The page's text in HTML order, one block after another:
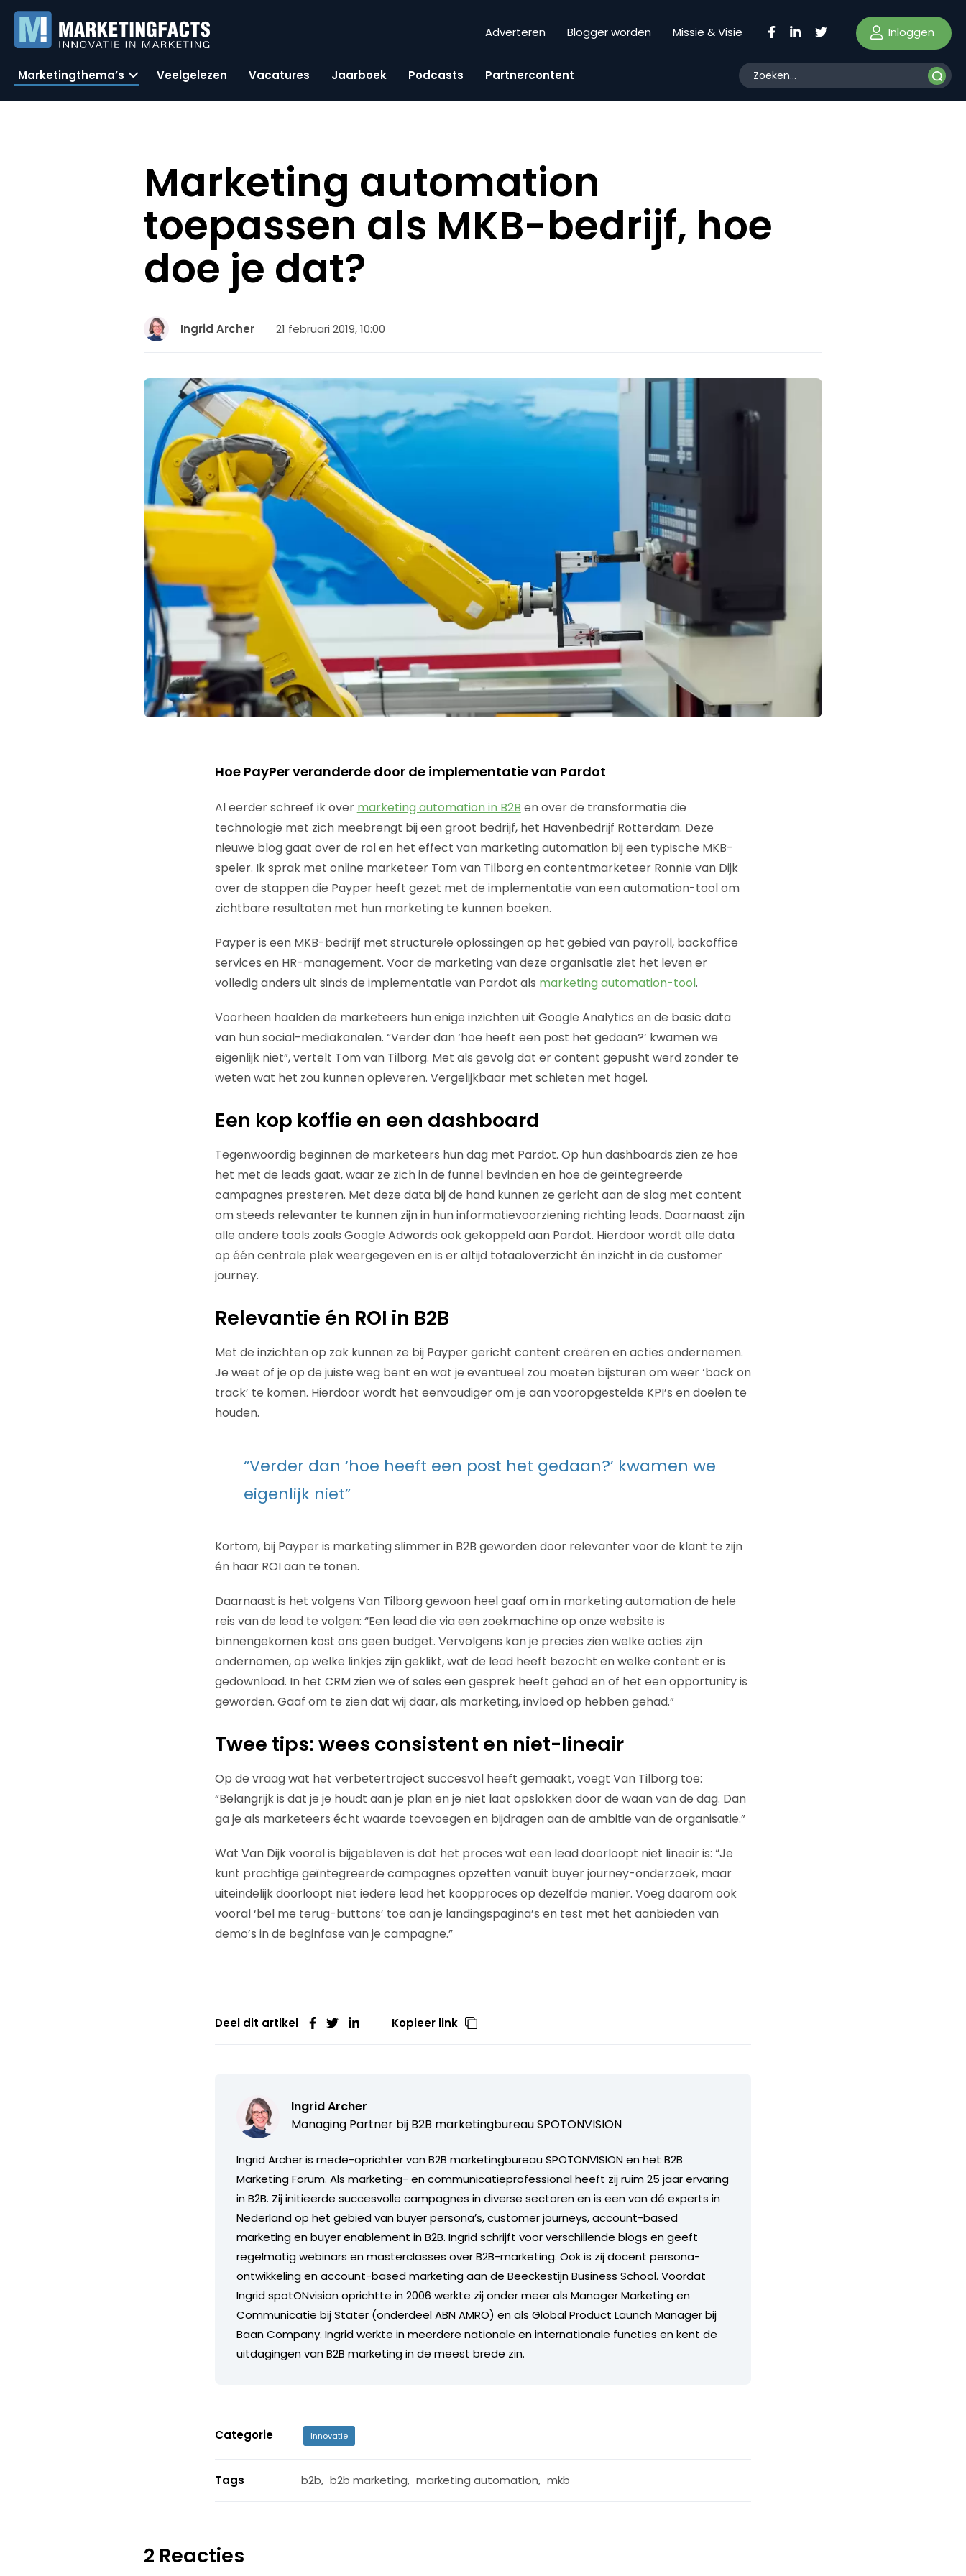
Adverteren Blogger worden Missie & Visie Inloggen
Marketingthema’s Veelgelezen Vacatures Jaarboek Podcasts Partnercontent
Marketing automation
toepassen als MKB-bedrijf, hoe
doe je dat?
Ingrid Archer 21 februari 2019, 10:00
Hoe PayPer veranderde door de implementatie van Pardot
Al eerder schreef ik over marketing automation in B2B en over de transformatie die
technologie met zich meebrengt bij een groot bedrijf, het Havenbedrijf Rotterdam. Deze
nieuwe blog gaat over de rol en het effect van marketing automation bij een typische MKB-
speler. Ik sprak met online marketeer Tom van Tilborg en contentmarketeer Ronnie van Dijk
over de stappen die Payper heeft gezet met de implementatie van een automation-tool om
zichtbare resultaten met hun marketing te kunnen boeken.
Payper is een MKB-bedrijf met structurele oplossingen op het gebied van payroll, backoffice
services en HR-management. Voor de marketing van deze organisatie ziet het leven er
volledig anders uit sinds de implementatie van Pardot als marketing automation-tool.
Voorheen haalden de marketeers hun enige inzichten uit Google Analytics en de basic data
van hun social-mediakanalen. “Verder dan ‘hoe heeft een post het gedaan?’ kwamen we
eigenlijk niet”, vertelt Tom van Tilborg. Met als gevolg dat er content gepusht werd zonder te
weten wat het zou kunnen opleveren. Vergelijkbaar met schieten met hagel.
Een kop koffie en een dashboard
Tegenwoordig beginnen de marketeers hun dag met Pardot. Op hun dashboards zien ze hoe
het met de leads gaat, waar ze zich in de funnel bevinden en hoe de geïntegreerde
campagnes presteren. Met deze data bij de hand kunnen ze gericht aan de slag met content
om steeds relevanter te kunnen zijn in hun informatievoorziening richting leads. Daarnaast zijn
alle andere tools zoals Google Adwords ook gekoppeld aan Pardot. Hierdoor wordt alle data
op één centrale plek weergegeven en is er altijd totaaloverzicht én inzicht in de customer
journey.
Relevantie én ROI in B2B
Met de inzichten op zak kunnen ze bij Payper gericht content creëren en acties ondernemen.
Je weet of je op de juiste weg bent en wat je eventueel zou moeten bijsturen om weer ‘back on
track’ te komen. Hierdoor wordt het eenvoudiger om je aan vooropgestelde KPI’s en doelen te
houden.
“Verder dan ‘hoe heeft een post het gedaan?’ kwamen we
eigenlijk niet”
Kortom, bij Payper is marketing slimmer in B2B geworden door relevanter voor de klant te zijn
én haar ROI aan te tonen.
Daarnaast is het volgens Van Tilborg gewoon heel gaaf om in marketing automation de hele
reis van de lead te volgen: “Een lead die via een zoekmachine op onze website is
binnengekomen kost ons geen budget. Vervolgens kan je precies zien welke acties zijn
ondernomen, op welke linkjes zijn geklikt, wat de lead heeft bezocht en welke content er is
gedownload. In het CRM zien we of sales een gesprek heeft gehad en of het een opportunity is
geworden. Gaaf om te zien dat wij daar, als marketing, invloed op hebben gehad.”
Twee tips: wees consistent en niet-lineair
Op de vraag wat het verbetertraject succesvol heeft gemaakt, voegt Van Tilborg toe:
“Belangrijk is dat je je houdt aan je plan en je niet laat opslokken door de waan van de dag. Dan
ga je als marketeers écht waarde toevoegen en bijdragen aan de ambitie van de organisatie.”
Wat Van Dijk vooral is bijgebleven is dat het proces wat een lead doorloopt niet lineair is: “Je
kunt prachtige geïntegreerde campagnes opzetten vanuit buyer journey-onderzoek, maar
uiteindelijk doorloopt niet iedere lead het koopproces op dezelfde manier. Voeg daarom ook
vooral ‘bel me terug-buttons’ toe aan je landingspagina’s en test met het aanbieden van
demo’s in de beginfase van je campagne.”
Deel dit artikel Kopieer link
Ingrid Archer
Managing Partner bij B2B marketingbureau SPOTONVISION
Ingrid Archer is mede-oprichter van B2B marketingbureau SPOTONVISION en het B2B
Marketing Forum. Als marketing- en communicatieprofessional heeft zij ruim 25 jaar ervaring
in B2B. Zij initieerde succesvolle campagnes in diverse sectoren en is een van dé experts in
Nederland op het gebied van buyer persona’s, customer journeys, account-based
marketing en buyer enablement in B2B. Ingrid schrijft voor verschillende blogs en geeft
regelmatig webinars en masterclasses over B2B-marketing. Ook is zij docent persona-
ontwikkeling en account-based marketing aan de Beeckestijn Business School. Voordat
Ingrid spotONvision oprichtte in 2006 werkte zij onder meer als Manager Marketing en
Communicatie bij Stater (onderdeel ABN AMRO) en als Global Product Launch Manager bij
Baan Company. Ingrid werkte in meerdere nationale en internationale functies en kent de
uitdagingen van B2B marketing in de meest brede zin.
Categorie Innovatie
Tags b2b, b2b marketing, marketing automation, mkb
2 Reacties